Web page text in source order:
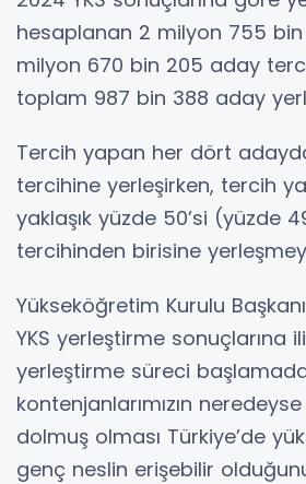
hesaplanan 2 milyon 755 bin
milyon 670 bin 205 aday
toplam 987 bin 388 aday
Tercih yapan her dört
tercihine yerleşirken, tercih
yaklaşık yüzde 50’si (yüzde
tercihinden birisine
Yükseköğretim Kurulu
YKS yerleştirme sonuçlarına
yerleştirme süreci
kontenjanlarımızın
dolmuş olması Türkiye’de
genç neslin erişebilir